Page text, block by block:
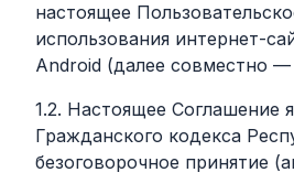
настоящее
использования интернет-
Android (далее совместно —
1.2. Настоящее Соглашение
Гражданского кодекса
безоговорочное принятие